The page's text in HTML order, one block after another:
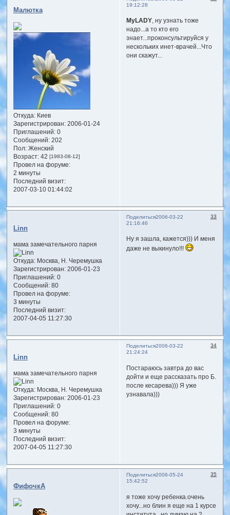
19:12:28
Малютка
Откуда:Киев
Зарегистрирован: 2006-01-24
Приглашений:0
Сообщений:202
Пол:Женский
Возраст:42 [1983-08-12]
Провел на форуме:
2 минуты
Последний визит:
2007-03-10 01:44:02
MyLADY , ну узнать тоже
надо...а то кто его
знает...проконсультируйся у
нескольких инет-врачей...Что
они скажут...
Поделиться 33
2006-03-22
21:16:46
Linn
мама замечательного парня
Откуда:Москва, Н. Черемушка
Зарегистрирован: 2006-01-23
Приглашений:0
Сообщений:80
Провел на форуме:
3 минуты
Последний визит:
2007-04-05 11:27:30
Ну я зашла, кажется))) И меня
даже не выкинуло!!!
Поделиться 34
2006-03-22
21:24:24
Linn
мама замечательного парня
Откуда:Москва, Н. Черемушка
Зарегистрирован: 2006-01-23
Приглашений:0
Сообщений:80
Провел на форуме:
3 минуты
Последний визит:
2007-04-05 11:27:30
Постараюсь завтра до вас
дойти и еще рассказать про Б.
после кесарева))) Я уже
узнавала)))
Поделиться 35
2006-05-24
15:42:52
ФифочкА
я тоже хочу ребенка.очень
хочу...но блин я еще на 1 курсе